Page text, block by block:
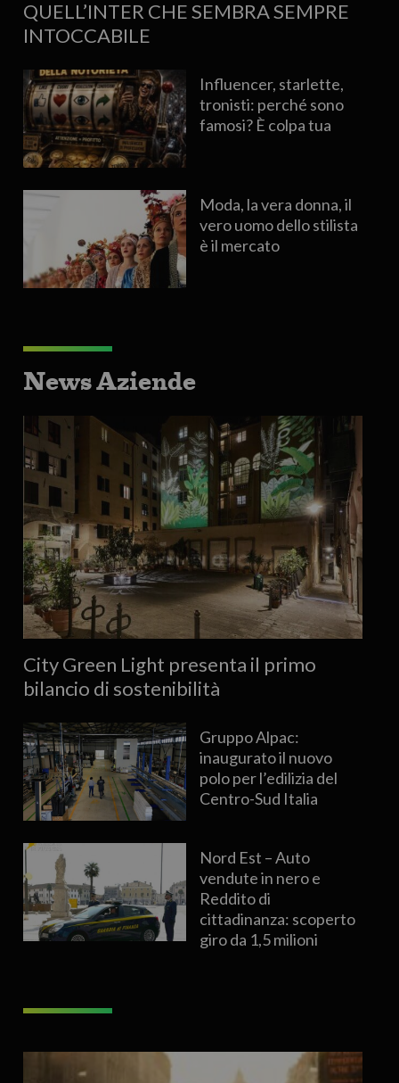
QUELL’INTER CHE SEMBRA SEMPRE
INTOCCABILE
Influencer, starlette,
tronisti: perché sono
famosi? È colpa tua
Moda, la vera donna, il
vero uomo dello stilista
è il mercato
News Aziende
City Green Light presenta il primo
bilancio di sostenibilità
Gruppo Alpac:
inaugurato il nuovo
polo per l’edilizia del
Centro-Sud Italia
Nord Est – Auto
vendute in nero e
Reddito di
cittadinanza: scoperto
giro da 1,5 milioni